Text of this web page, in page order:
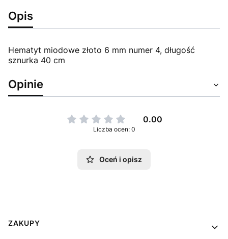
Opis
Hematyt miodowe złoto 6 mm numer 4, długość
sznurka 40 cm
Opinie
0.00
Liczba ocen: 0
Oceń i opisz
Linki w stopce
ZAKUPY